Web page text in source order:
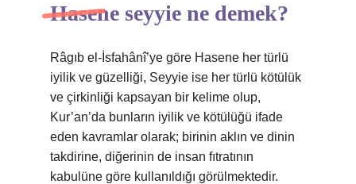
Hasene seyyie ne demek?
Râgıb el-İsfahânî’ye göre Hasene her türlü
iyilik ve güzelliği, Seyyie ise her türlü kötülük
ve çirkinliği kapsayan bir kelime olup,
Kur’an’da bunların iyilik ve kötülüğü ifade
eden kavramlar olarak; birinin aklın ve dinin
takdirine, diğerinin de insan fıtratının
kabulüne göre kullanıldığı görülmektedir.